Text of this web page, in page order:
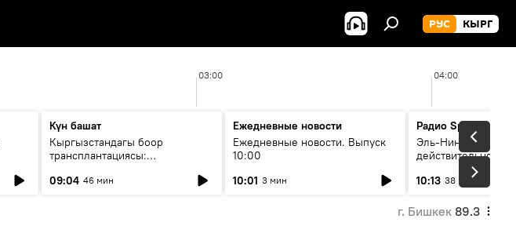
РУС КЫРГ
03:00 04:00
Күн башат
Кыргызстандагы боор
трансплантациясы:
келечеги
09:04 46 мин
Ежедневные новости
Ежедневные новости. Выпуск
10:00
10:01 3 мин
Радио Sputnik
Эль-Ниньо, жара и
действительно
погоду в
10:13 38 мин
г. Бишкек 89.3